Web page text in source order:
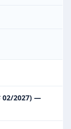
02/2027) —